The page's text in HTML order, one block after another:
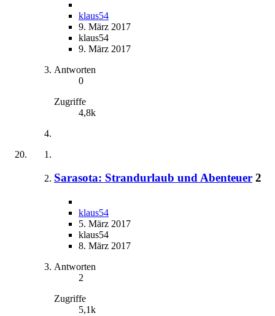
klaus54
9. März 2017
klaus54
9. März 2017
Antworten
0
Zugriffe
4,8k
Sarasota: Strandurlaub und Abenteuer 2
klaus54
5. März 2017
klaus54
8. März 2017
Antworten
2
Zugriffe
5,1k